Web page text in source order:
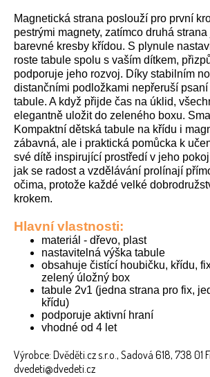
Magnetická strana poslouží pro první
pestrými magnety, zatímco druhá
barevné kresby křídou. S plynule
roste tabule spolu s vaším dítkem,
podporuje jeho rozvoj. Díky stabilním
distančními podložkami nepřeruší
tabule. A když přijde čas na úklid,
elegantně uložit do zeleného boxu.
Kompaktní dětská tabule na křídu i
zábavná, ale i praktická pomůcka k
své dítě inspirující prostředí v jeho
jak se radost a vzdělávání prolínají
očima, protože každé velké
krokem.
Hlavní vlastnosti:
materiál - dřevo, plast
nastavitelná výška tabule
obsahuje čistící houbičku, křídu,
zelený úložný box
tabule 2v1 (jedna strana pro fix,
křídu)
podporuje aktivní hraní
vhodné od 4 let
Výrobce: Dvěděti.cz s.r.o., Sadová 618, 738 01
dvedeti@dvedeti.cz